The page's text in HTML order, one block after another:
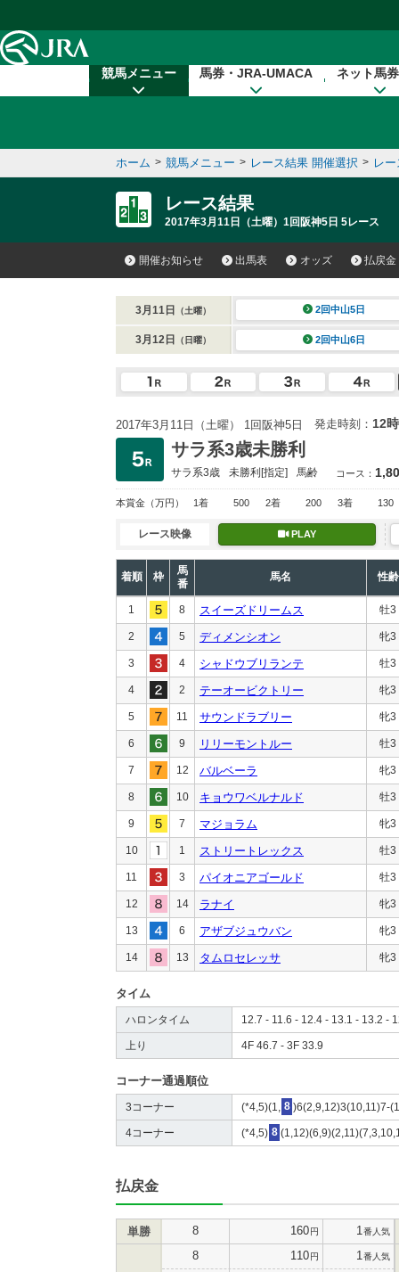
競馬メニュー 馬券・JRA-UMACA ネット馬
ホーム > 競馬メニュー > レース結果 開催選択 > レ
レース結果
2017年3月11日（土曜）1回阪神5日 5レース
開催お知らせ 出馬表 オッズ 払戻金
3月11日 （土曜） 2回中山5日
3月12日 （日曜） 2回中山6日
2017年3月11日（土曜） 1回阪神5日 発走時刻： 12
サラ系3歳未勝利
サラ系3歳 未勝利[指定] 馬齢 コース：
本賞金 （万円） 1着 500 2着 200 3着 130
レース映像 PLAY
着順 枠
馬
番
馬名 性齢
1 8 スイーズドリームス 牡3
2 5 ディメンシオン 牝3
3 4 シャドウブリランテ 牡3
4 2 テーオービクトリー 牝3
5 11 サウンドラブリー 牝3
6 9 リリーモントルー 牡3
7 12 バルベーラ 牝3
8 10 キョウワベルナルド 牡3
9 7 マジョラム 牝3
10 1 ストリートレックス 牡3
11 3 パイオニアゴールド 牡3
12 14 ラナイ 牝3
13 6 アザブジュウバン 牝3
14 13 タムロセレッサ 牝3
タイム
ハロンタイム 12.7 - 11.6 - 12.4 - 13.1 - 13.2 -
上り 4F 46.7 - 3F 33.9
コーナー通過順位
3コーナー (*4,5)(1, 8 )6(2,9,12)3(10,11)7-
4コーナー (*4,5) 8
払戻金
単勝 8 160円 1 番人気
8 110円 1 番人気